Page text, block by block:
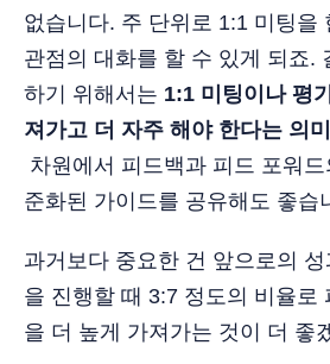
없습니다. 주 단위로 1:1 미팅을
관점의 대화를 할 수 있게 되죠.
하기 위해서는 1:1 미팅이나 평
져가고 더 자주 해야 한다는 의미
차원에서 피드백과 피드 포워
준화된 가이드를 공유해도 좋습
과거보다 중요한 건 앞으로의
을 진행할 때 3:7 정도의 비율로
을 더 높게 가져가는 것이 더 좋